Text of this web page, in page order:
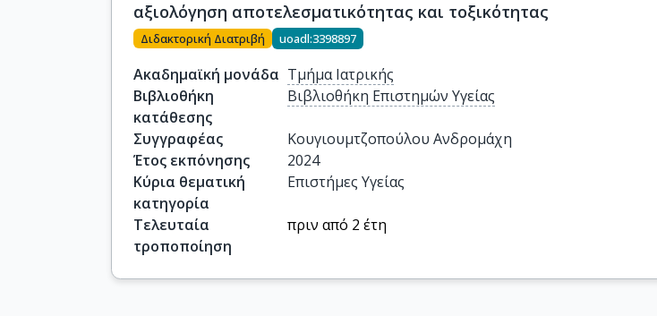
αξιολόγηση αποτελεσματικότητας και τοξικότητας
Διδακτορική Διατριβή uoadl:3398897
Ακαδημαϊκή μονάδα Τμήμα Ιατρικής
Βιβλιοθήκη
κατάθεσης
Βιβλιοθήκη Επιστημών Υγείας
Συγγραφέας
Κουγιουμτζοπούλου Ανδρομάχη
Έτος εκπόνησης
2024
Κύρια θεματική
κατηγορία
Επιστήμες Υγείας
Τελευταία
τροποποίηση
πριν από 2 έτη